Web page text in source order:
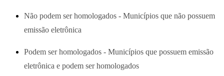
Não podem ser homologados - Municípios que não possuem
emissão eletrônica
Podem ser homologados - Municípios que possuem emissão
eletrônica e podem ser homologados